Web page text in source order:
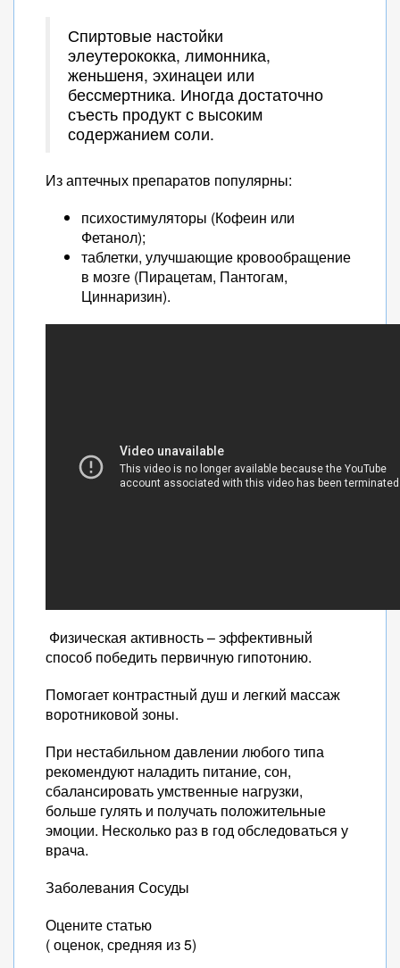
Спиртовые настойки
элеутерококка, лимонника,
женьшеня, эхинацеи или
бессмертника. Иногда достаточно
съесть продукт с высоким
содержанием соли.
Из аптечных препаратов популярны:
психостимуляторы (Кофеин или
Фетанол);
таблетки, улучшающие кровообращение
в мозге (Пирацетам, Пантогам,
Циннаризин).
Физическая активность – эффективный
способ победить первичную гипотонию.
Помогает контрастный душ и легкий массаж
воротниковой зоны.
При нестабильном давлении любого типа
рекомендуют наладить питание, сон,
сбалансировать умственные нагрузки,
больше гулять и получать положительные
эмоции. Несколько раз в год обследоваться у
врача.
Заболевания Сосуды
Оцените статью
( оценок, средняя из 5)